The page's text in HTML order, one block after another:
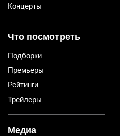
Концерты
Что посмотреть
Подборки
Премьеры
Рейтинги
Трейлеры
Медиа